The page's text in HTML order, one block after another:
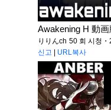
Awakening H 動画
りりんch 50 회 시청・
신고
URL복사